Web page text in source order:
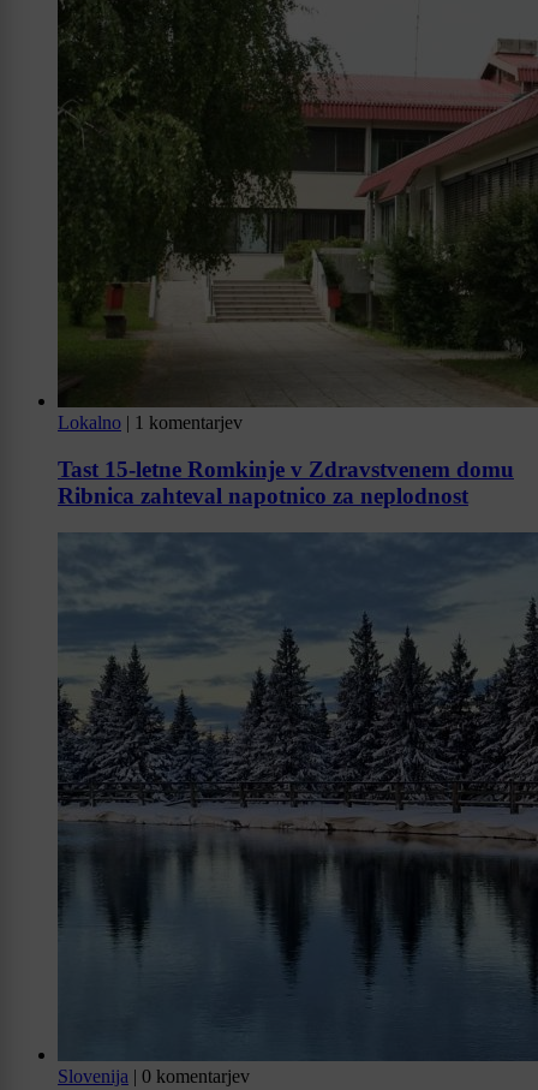
Lokalno | 1 komentarjev
Tast 15-letne Romkinje v Zdravstvenem domu
Ribnica zahteval napotnico za neplodnost
Slovenija | 0 komentarjev